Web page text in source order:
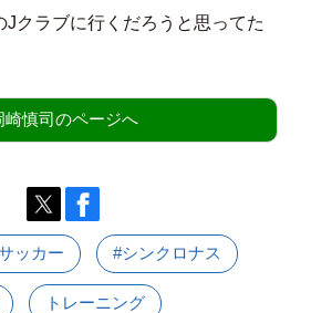
クラブに行くだろうと思ってた
崎慎司のページへ
ッカー #シンクロナス
トレーニング